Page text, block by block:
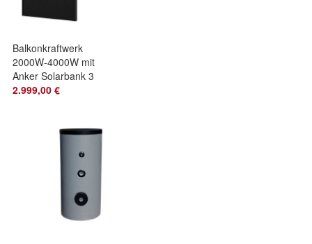
Balkonkraftwerk
2000W-4000W mit
Anker Solarbank 3
Komplettset mit
2.999,00 €